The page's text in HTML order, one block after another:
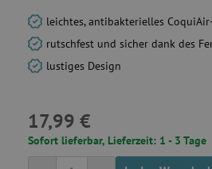
leichtes, antibakterielles
rutschfest und sicher dank des
lustiges Design
17,99 €
Sofort lieferbar, Lieferzeit: 1 - 3 Tage